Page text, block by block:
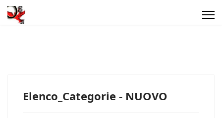
Elenco_Categorie - NUOVO